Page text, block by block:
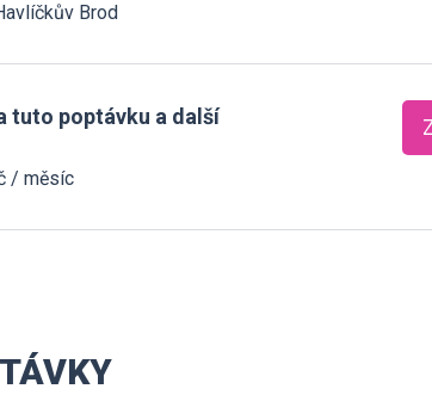
Brod
tuto poptávku a další
/ měsíc